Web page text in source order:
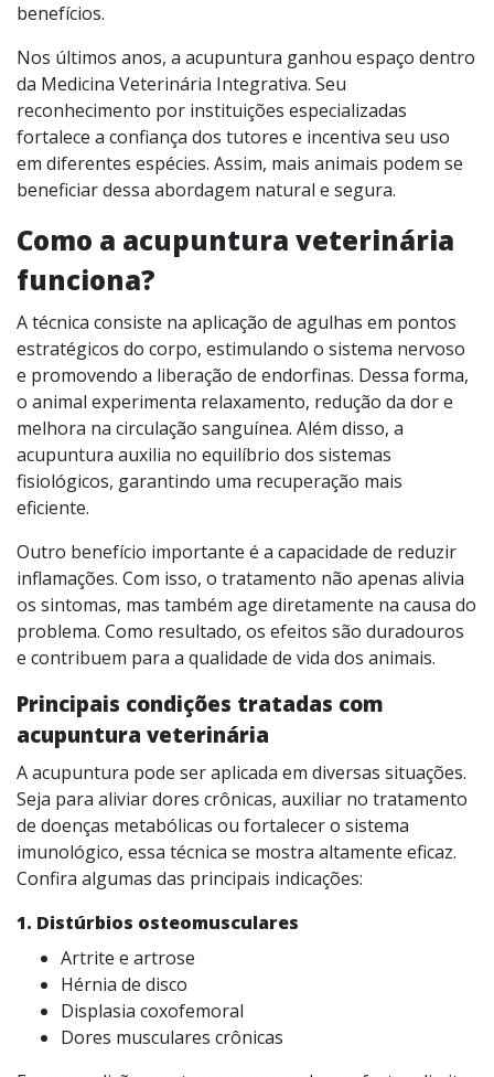
benefícios.
Nos últimos anos, a acupuntura ganhou espaço dentro
da Medicina Veterinária Integrativa. Seu
reconhecimento por instituições especializadas
fortalece a confiança dos tutores e incentiva seu uso
em diferentes espécies. Assim, mais animais podem se
beneficiar dessa abordagem natural e segura.
Como a acupuntura veterinária
funciona?
A técnica consiste na aplicação de agulhas em pontos
estratégicos do corpo, estimulando o sistema nervoso
e promovendo a liberação de endorfinas. Dessa forma,
o animal experimenta relaxamento, redução da dor e
melhora na circulação sanguínea. Além disso, a
acupuntura auxilia no equilíbrio dos sistemas
fisiológicos, garantindo uma recuperação mais
eficiente.
Outro benefício importante é a capacidade de reduzir
inflamações. Com isso, o tratamento não apenas alivia
os sintomas, mas também age diretamente na causa do
problema. Como resultado, os efeitos são duradouros
e contribuem para a qualidade de vida dos animais.
Principais condições tratadas com
acupuntura veterinária
A acupuntura pode ser aplicada em diversas situações.
Seja para aliviar dores crônicas, auxiliar no tratamento
de doenças metabólicas ou fortalecer o sistema
imunológico, essa técnica se mostra altamente eficaz.
Confira algumas das principais indicações:
1. Distúrbios osteomusculares
Artrite e artrose
Hérnia de disco
Displasia coxofemoral
Dores musculares crônicas